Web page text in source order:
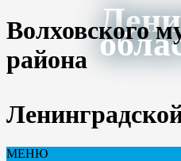
Волховского
района
МЕНЮ